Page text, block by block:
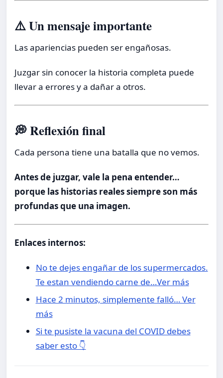
⚠️ Un mensaje importante
Las apariencias pueden ser engañosas.
Juzgar sin conocer la historia completa puede
llevar a errores y a dañar a otros.
💭 Reflexión final
Cada persona tiene una batalla que no vemos.
Antes de juzgar, vale la pena entender…
porque las historias reales siempre son más
profundas que una imagen.
Enlaces internos:
No te dejes engañar de los supermercados.
Te estan vendiendo carne de…Ver más
Hace 2 minutos, simplemente falló… Ver
más
Si te pusiste la vacuna del COVID debes
saber esto 👇